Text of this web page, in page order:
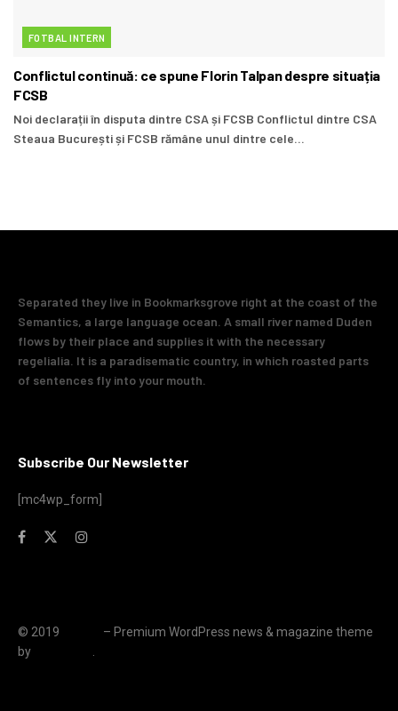
FOTBAL INTERN
Conflictul continuă: ce spune Florin Talpan despre situația
FCSB
Noi declarații în disputa dintre CSA și FCSB Conflictul dintre CSA
Steaua București și FCSB rămâne unul dintre cele...
Separated they live in Bookmarksgrove right at the coast of the
Semantics, a large language ocean. A small river named Duden
flows by their place and supplies it with the necessary
regelialia. It is a paradisematic country, in which roasted parts
of sentences fly into your mouth.
Subscribe Our Newsletter
[mc4wp_form]
© 2019
– Premium WordPress news & magazine theme
by